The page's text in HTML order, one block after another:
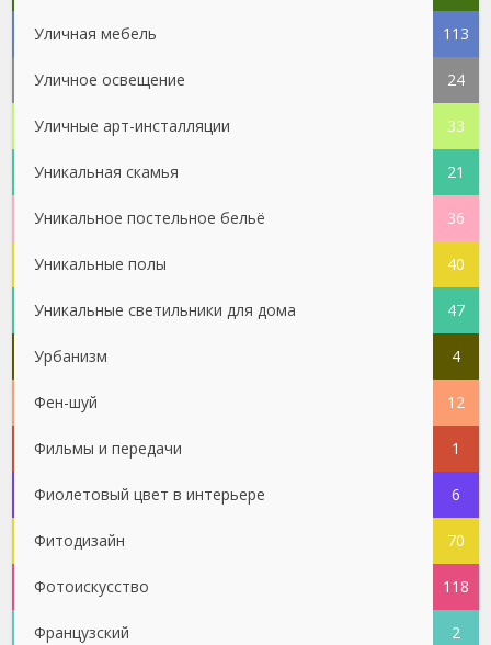
Уличная мебель 113
Уличное освещение 24
Уличные арт-инсталляции 33
Уникальная скамья 21
Уникальное постельное бельё 36
Уникальные полы 40
Уникальные светильники для дома 47
Урбанизм 4
Фен-шуй 12
Фильмы и передачи 1
Фиолетовый цвет в интерьере 6
Фитодизайн 70
Фотоискусство 118
Французский 2